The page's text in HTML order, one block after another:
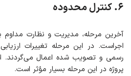
۶. کنترل محدوده
آخرین مرحله، مدیریت و نظارت مداوم
اجراست. در این مرحله تغییرات
رسمی و تصویب‌ شده اعمال می‌گردند.
پروژه در این مرحله بسیار مؤثر است.